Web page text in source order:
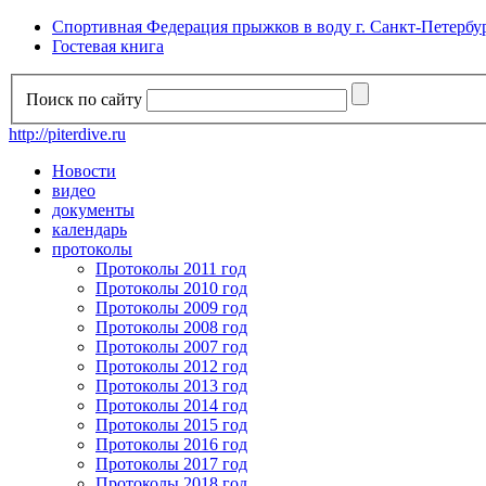
Спортивная Федерация прыжков в воду г. Санкт-
Гостевая книга
Поиск по сайту
http://piterdive.ru
Новости
видео
документы
календарь
протоколы
Протоколы 2011 год
Протоколы 2010 год
Протоколы 2009 год
Протоколы 2008 год
Протоколы 2007 год
Протоколы 2012 год
Протоколы 2013 год
Протоколы 2014 год
Протоколы 2015 год
Протоколы 2016 год
Протоколы 2017 год